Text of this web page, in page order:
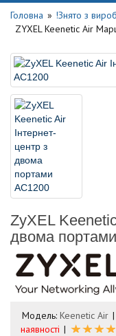
Головна
!Знято з
ZYXEL Keenetic Air
ZyXEL
двома
Модель: Keenetic Air
наявності